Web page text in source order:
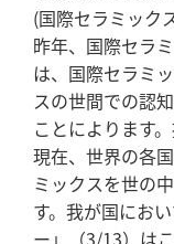
(国際セラミック
昨年、国際セラ
は、国際セラミ
スの世間での認
ことによります
現在、世界の各
ミックスを世の
す。我が国にお
ー」（3/13）はこ